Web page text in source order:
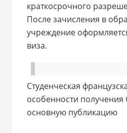
краткосрочного
После зачисления в
учреждение
виза.
Студенческая
особенности получения
основную публикацию